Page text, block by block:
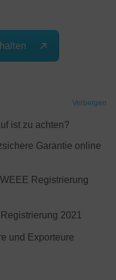
Verbergen
ist zu achten?
Garantie online
Registrierung
2021
und Exporteure